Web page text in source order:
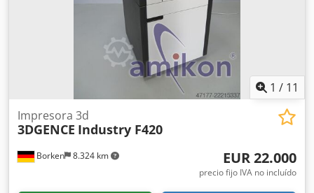
1 / 11
Borken 8.324 km
Impresora 3d
3DGENCE Industry F420
EUR 22.000
precio fijo IVA no incluído